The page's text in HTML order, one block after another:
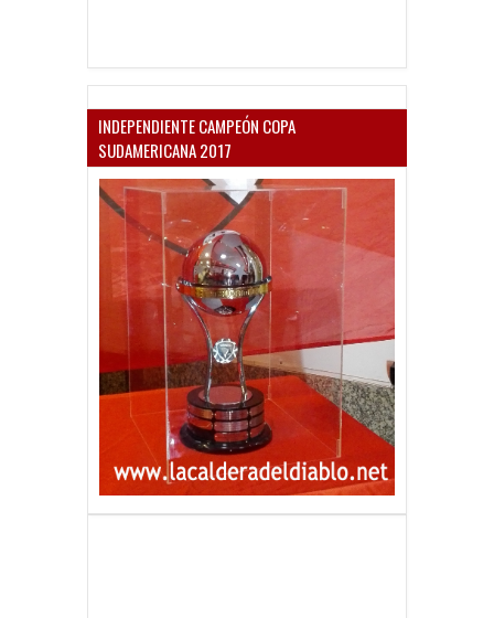
INDEPENDIENTE CAMPEÓN COPA
SUDAMERICANA 2017